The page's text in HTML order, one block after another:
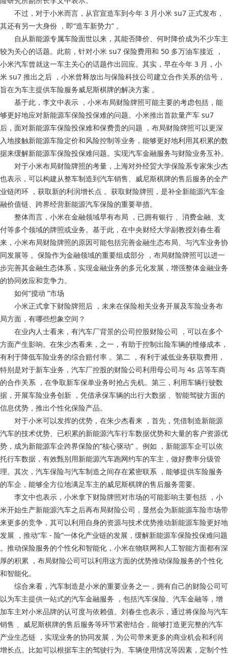
不过 ，对于小米而言，从官宣造车到今年 3 月小米 su7 正式发布，
其还有另一大身份 ，即“造车新势力” 。
自从新能源专属车险面世以来，其能否降价 、何时降价成为不少车主
较为关心的话题。此前，针对小米 su7 保险费用和 50 多万油车接近 ，
小米汽车曾就这一车主关心的话题作出回应。其实，早在今年 3 月，小
米 su7 推出之后 ，小米曾释放出与保险科技公司建立合作关系的信号，
旨在为车主提供车险服务威尼斯棋牌的解决方案 。
基于此，李文中表示 ，小米布局财险牌照可能主要的考虑包括，能
够更好地应对新能源车保险投保难的问题 。小米推出首款量产车 su7
后，面对新能源车保险投保难和保费贵的问题 ，布局财险牌照可以更深
入地接触新能源车险定价和风险控制等业务 ，能够更好地利用其积累的数
据来缓解新能源车保险投保难问题。实现汽车金融服务与财险业务互补。
对于小米布局财险牌照的考量，上海对外经贸大学保险系专家朱少杰
也表示，可以构建从整车制造到汽车销售、威尼斯棋牌的售后服务的全产
业链闭环 ，获取新的利润增长点 。获取财险牌照，是补全新能源汽车金
融价值链、跨界经营新能源汽车保险的重要举措。
整体而言，小米在金融领域早有布局 ，已拥有银行 、消费金融、支
付等多个领域的牌照或业务。基于此，在中央财经大学副教授刘春生看
来，小米布局财险牌照的原因可能包括完善金融生态布局、与汽车业务协
同发展等 。保险作为金融领域的重要组成部分 ，布局财险牌照可以进一
步完善其金融生态体系，实现金融业务的多元化发展，增强整体金融业务
的协同效应和竞争力。
如何“搅动 ”市场
小米正式拿下财险牌照后 ，未来在保险相关业务开展及车险业务布
局方面，有哪些想象空间？
在业内人士看来，有汽车厂背景的公司控股财险公司 ，可以在多个
方面产生影响。在朱少杰看来 ，之一，有助于控制出险车辆的维修成本，
有利于降低车险业务的综合赔付率 。第二 ，有利于减低业务获取费用，
特别是对于新车业务，汽车厂控股的财险公司利用母公司与 4s 店等车商
的合作关系 ，在争取新车保单业务时抢占先机。第三，利用车辆行驶数
据，开展车险业务创新 ，凭借承保车辆的出行大数据 、智能驾驶方面的
信息优势，推出个性化保险产品。
对于小米可以发挥的优势，在朱少杰看来 ，首先，凭借制造新能源
汽车的技术优势、已积累的新能源汽车行车数据优势和大量的客户资源优
势，成为新能源车企跨界保险的“核心驱动 ” 。例如 ，新能源车企可以依
托行车数据 ，有效甄别用新能源汽车跑网约车的车主，做好费率分级管
理。其次，汽车保险与汽车制造之间存在紧密联系 ，能够提供车险服务
的车企，能够全方位地满足车主的威尼斯棋牌的售后服务需要。
李文中也表示，小米拿下财险牌照对市场的可能影响主要包括 ，小
米开始生产新能源汽车之后再布局财险公司，显然会为新能源车险市场带
来更多的竞争，其可以利用自身的资源与技术优势推动新能源车险更好地
发展 ，推动“车 - 险”一体化产业链的发展，缓解新能源车保险投保难问题
。推动保险服务的个性化和智能化，小米在物联网和人工智能方面都有深
厚的积累 ，布局财险公司可以利用这方面的优势推动保险服务的个性化
和智能化 。
综合来看，汽车制造是小米的重要业务之一，拥有自己的财险公司可
以为车主提供一站式的汽车金融服务 ，包括汽车保险、汽车金融等 ，增
加车主对小米品牌的认可度与依赖值。刘春生也表示，通过将保险与汽车
销售 、威尼斯棋牌的售后服务等环节紧密结合，能够打造更完整的汽车
产业生态链 ，实现业务的协同发展，为公司带来更多的商业机会和利润
增长点。比如可以根据车主的驾驶行为、车辆使用情况等因素，定制个性